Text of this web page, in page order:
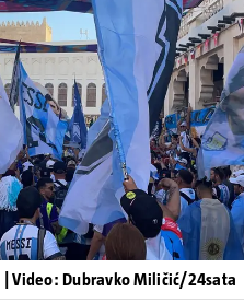
Pokretanje videa...
| Video: Dubravko Miličić/24sata